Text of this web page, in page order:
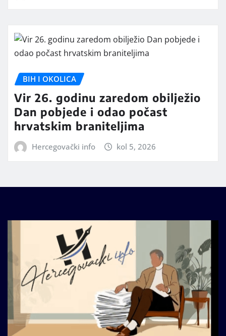
BIH I OKOLICA
Vir 26. godinu zaredom obilježio
Dan pobjede i odao počast
hrvatskim braniteljima
Hercegovački info kol 5, 2026